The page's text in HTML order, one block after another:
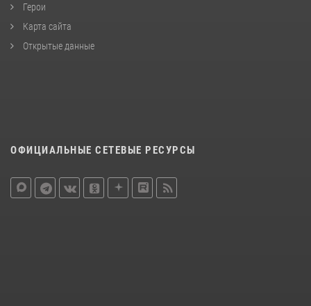
Герои
Карта сайта
Открытые данные
ОФИЦИАЛЬНЫЕ СЕТЕВЫЕ РЕСУРСЫ